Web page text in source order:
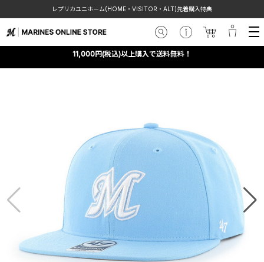
レプリカユニホーム(HOME・VISITOR・ALT)先着購入特典
11,000円(税込)以上購入で送料無料！